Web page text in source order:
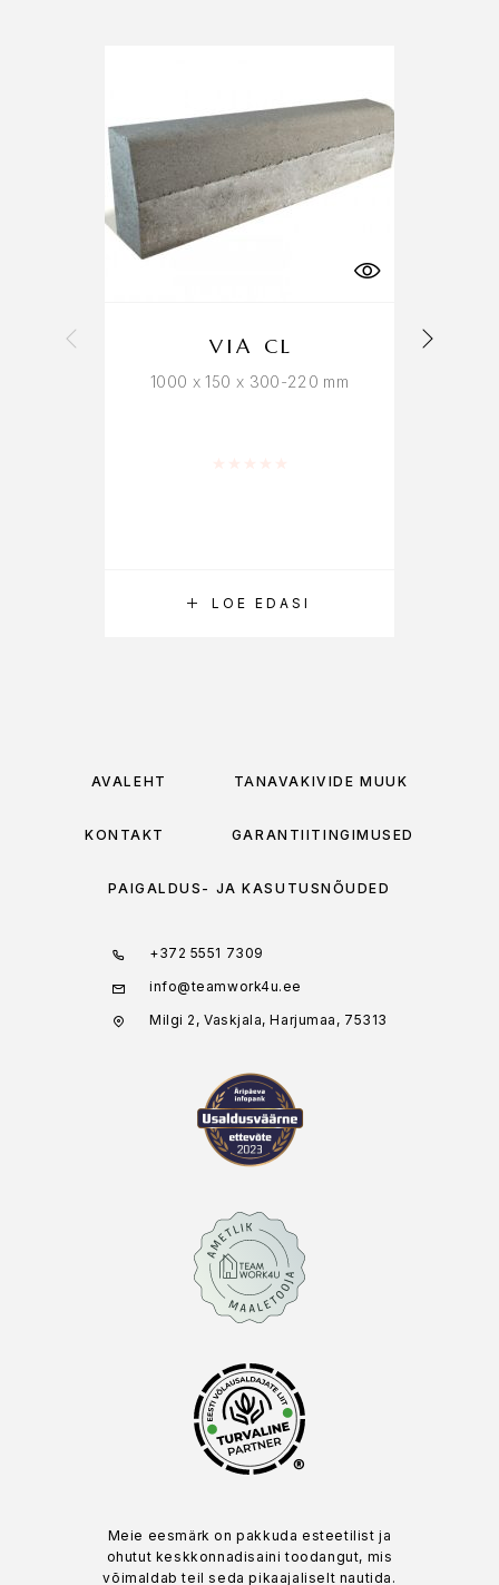
LOE EDASI
VIA CL
1000 x 150 x 300-220 mm
AVALEHT TÄNAVAKIVIDE MÜÜK
KONTAKT GARANTIITINGIMUSED
PAIGALDUS- JA KASUTUSNÕUDED
+372 5551 7309
info@teamwork4u.ee
Milgi 2, Vaskjala, Harjumaa, 75313
®
Meie eesmärk on pakkuda esteetilist ja
ohutut keskkonnadisaini toodangut, mis
võimaldab teil seda pikaajaliselt nautida.